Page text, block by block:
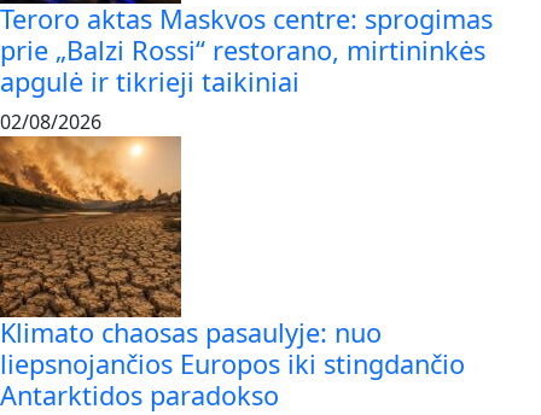
Teroro aktas Maskvos centre: sprogimas
prie „Balzi Rossi“ restorano, mirtininkės
apgulė ir tikrieji taikiniai
02/08/2026
Klimato chaosas pasaulyje: nuo
liepsnojančios Europos iki stingdančio
Antarktidos paradokso